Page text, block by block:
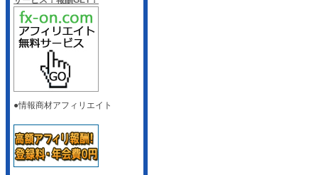
●情報商材アフィリエイト